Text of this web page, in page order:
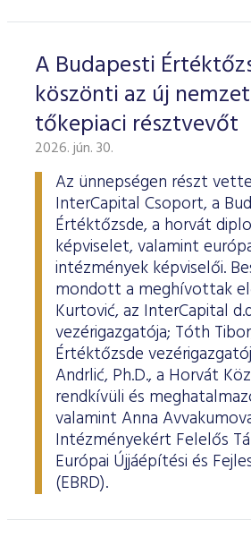
A Budapesti
köszönti az új
tőkepiaci résztvevőt
2026. jún. 30.
Az ünnepségen részt
InterCapital Csoport, a
Értéktőzsde, a horvát
képviselet, valamint
intézmények képviselői.
mondott a meghívottak
Kurtović, az InterCapital
vezérigazgatója; Tóth
Értéktőzsde
Andrlić, Ph.D., a Horvát
rendkívüli és
valamint Anna
Intézményekért Felelős
Európai Újjáépítési és
(EBRD).